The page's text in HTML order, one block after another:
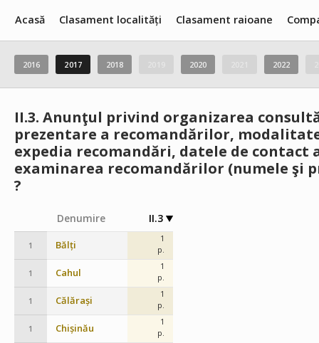
Acasă Clasament localități Clasament raioane
2016 2017 2018 2020 2022
II.3. Anunţul privind organizarea
prezentare a recomandărilor,
expedia recomandări, datele de contact
examinarea recomandărilor (numele şi
?
Denumire II.3
1 Bălți
1
p.
1 Cahul
1
p.
1 Călărași
1
p.
1 Chișinău
1
p.